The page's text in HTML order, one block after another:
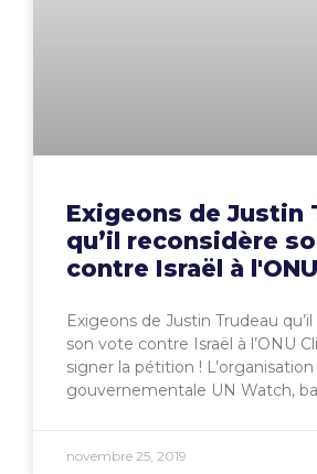
Exigeons de Justin
qu’il reconsidère
contre Israël à l'ONU
Exigeons de Justin Trudeau
son vote contre Israël à l’ONU
signer la pétition !
gouvernementale UN Watch,
novembre 25, 2019